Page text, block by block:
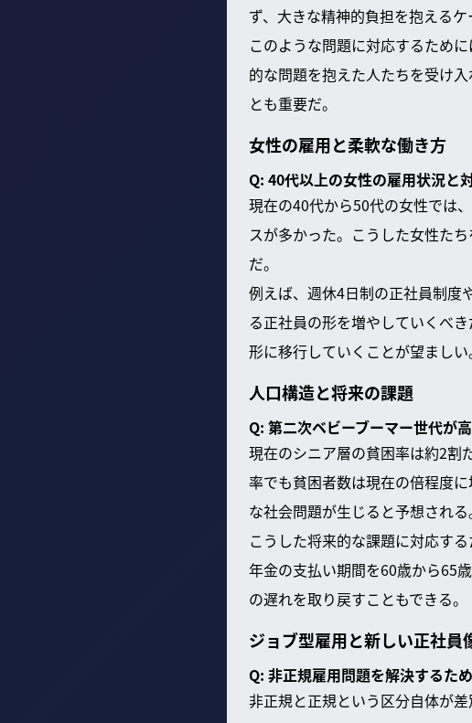
ず、大きな精神的負担を抱えるケ
このような問題に対応するため
的な問題を抱えた人たちを受け
とも重要だ。
女性の雇用と柔軟な働き方
Q: 40代以上の女性の雇用状況と
現在の40代から50代の女性では
スが多かった。こうした女性た
だ。
例えば、週休4日制の正社員制度
る正社員の形を増やしていくべ
形に移行していくことが望ましい
人口構造と将来の課題
Q: 第二次ベビーブーマー世代が
現在のシニア層の貧困率は約2割
率でも貧困者数は現在の倍程度
な社会問題が生じると予想される
こうした将来的な課題に対応す
年金の支払い期間を60歳から65
の遅れを取り戻すこともできる。
ジョブ型雇用と新しい正社員
Q: 非正規雇用問題を解決するた
非正規と正規という区分自体が